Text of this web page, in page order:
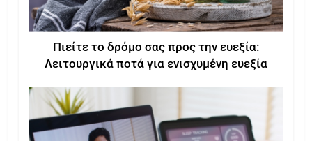
Πιείτε το δρόμο σας προς την ευεξία:
Λειτουργικά ποτά για ενισχυμένη ευεξία